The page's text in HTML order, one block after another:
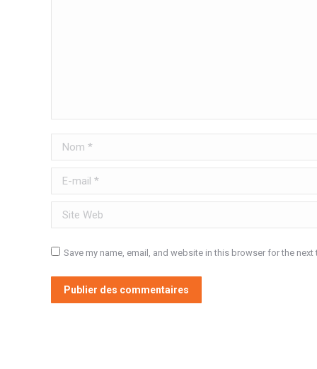
Nom *
E-mail *
Site Web
Save my name, email, and website in this browser for the next
Publier des commentaires